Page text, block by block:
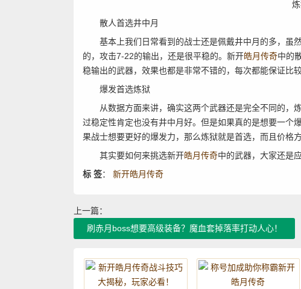
散人首选井中月
基本上我们日常看到的战士还是佩戴井中月的多，虽
的，攻击7-22的输出，还是很平稳的。新开皓月传奇中的
稳输出的武器，效果也都是非常不错的，每次都能保证比
爆发首选炼狱
从数据方面来讲，确实这两个武器还是完全不同的，
过稳定性肯定也没有井中月好。但是如果真的是想要一个
果战士想要更好的爆发力，那么炼狱就是首选，而且价格
其实要如何来挑选新开皓月传奇中的武器，大家还是
标 签： 新开皓月传奇
上一篇：
刷赤月boss想要高级装备？魔血套掉落率打动人心！